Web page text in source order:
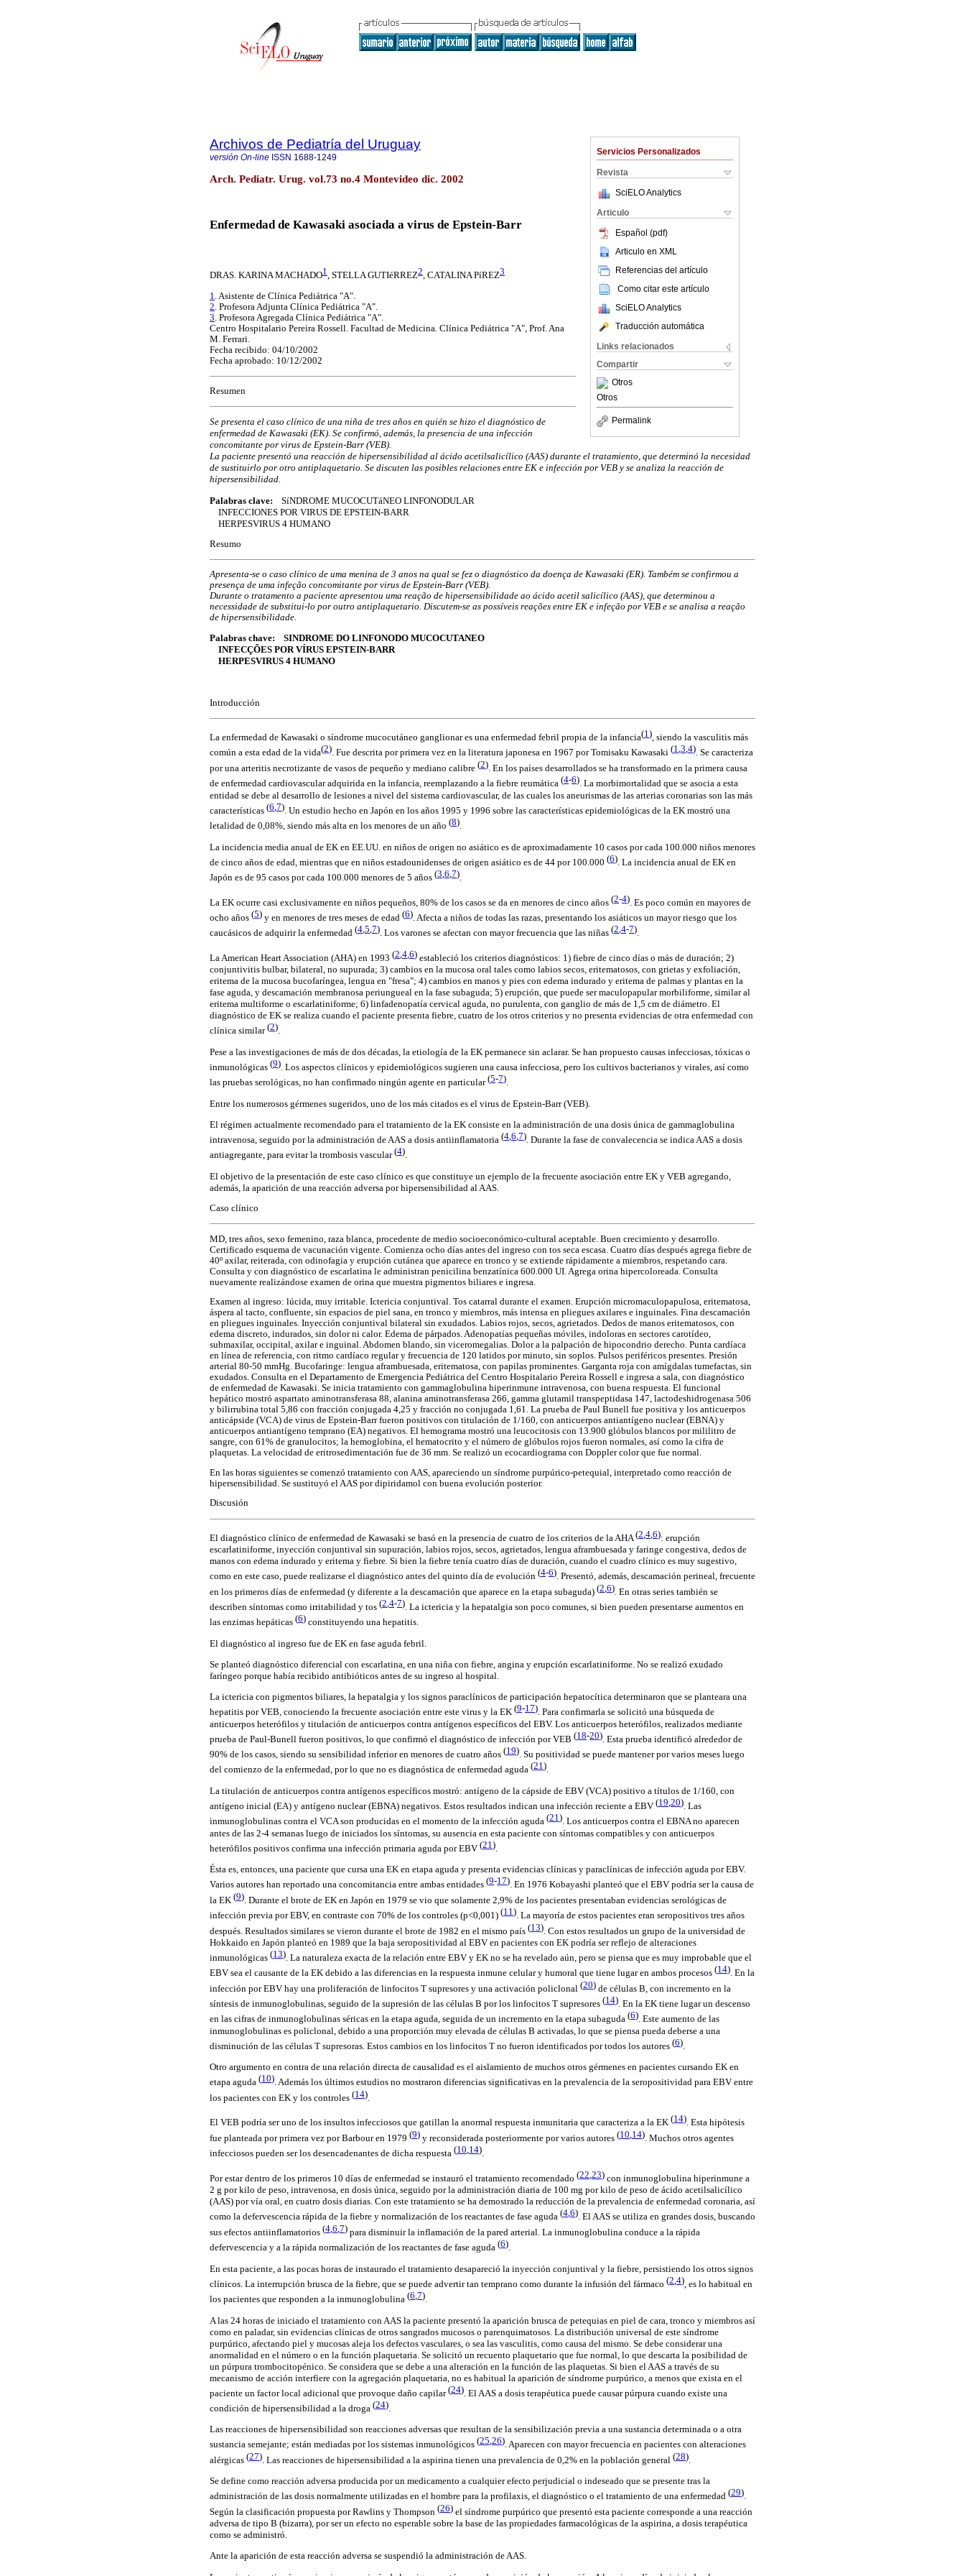
Servicios Personalizados
Revista
SciELO Analytics
Articulo
Español (pdf)
Articulo en XML
Referencias del artículo
Como citar este artículo
SciELO Analytics
Traducción automática
Links relacionados
Compartir
Otros
Otros
Permalink
Archivos de Pediatría del Uruguay
versión On-line ISSN 1688-1249
Arch. Pediatr. Urug. vol.73 no.4 Montevideo dic. 2002
Enfermedad de Kawasaki asociada a virus de Epstein-Barr
DRAS. KARINA MACHADO1, STELLA GUTIéRREZ2, CATALINA PíREZ3
1
. Asistente de Clínica Pediátrica "A".
2 . Profesora Adjunta Clínica Pediátrica "A".
3 . Profesora Agregada Clínica Pediátrica "A".
Centro Hospitalario Pereira Rossell. Facultad de Medicina. Clínica Pediátrica "A", Prof. Ana
M. Ferrari.
Fecha recibido: 04/10/2002
Fecha aprobado: 10/12/2002
Resumen
Se presenta el caso clínico de una niña de tres años en quién se hizo el diagnóstico de
enfermedad de Kawasaki (EK). Se confirmó, además, la presencia de una infección
concomitante por virus de Epstein-Barr (VEB).
La paciente presentó una reacción de hipersensibilidad al ácido acetilsalicílico (AAS) durante el tratamiento, que determinó la necesidad
de sustituirlo por otro antiplaquetario. Se discuten las posibles relaciones entre EK e infección por VEB y se analiza la reacción de
hipersensibilidad.
Palabras clave: SíNDROME MUCOCUTáNEO LINFONODULAR
INFECCIONES POR VIRUS DE EPSTEIN-BARR
HERPESVIRUS 4 HUMANO
Resumo
Apresenta-se o caso clínico de uma menina de 3 anos na qual se fez o diagnóstico da doença de Kawasaki (ER). Também se confirmou a
presença de uma infeção concomitante por virus de Epstein-Barr (VEB).
Durante o tratamento a paciente apresentou uma reação de hipersensibilidade ao ácido acetil salicílico (AAS), que determinou a
necessidade de substitui-lo por outro antiplaquetario. Discutem-se as possíveis reações entre EK e infeção por VEB e se analisa a reação
de hipersensibilidade.
Palabras chave: SINDROME DO LINFONODO MUCOCUTANEO
INFECÇÕES POR VÍRUS EPSTEIN-BARR
HERPESVIRUS 4 HUMANO
Introducción
La enfermedad de Kawasaki o síndrome mucocutáneo ganglionar es una enfermedad febril propia de la infancia(1), siendo la vasculitis más
común a esta edad de la vida(2). Fue descrita por primera vez en la literatura japonesa en 1967 por Tomisaku Kawasaki (1,3,4). Se caracteriza
por una arteritis necrotizante de vasos de pequeño y mediano calibre (2). En los países desarrollados se ha transformado en la primera causa
de enfermedad cardiovascular adquirida en la infancia, reemplazando a la fiebre reumática (4-6). La morbimortalidad que se asocia a esta
entidad se debe al desarrollo de lesiones a nivel del sistema cardiovascular, de las cuales los aneurismas de las arterias coronarias son las más
características (6 7) . Un estudio hecho en Japón en los años 1995 y 1996 sobre las características epidemiológicas de la EK mostró una
letalidad de 0,08%, siendo más alta en los menores de un año (8).
La incidencia media anual de EK en EE.UU. en niños de origen no asiático es de aproximadamente 10 casos por cada 100.000 niños menores
de cinco años de edad, mientras que en niños estadounidenses de origen asiático es de 44 por 100.000 (6) . La incidencia anual de EK en
Japón es de 95 casos por cada 100.000 menores de 5 años (3 6 7).
La EK ocurre casi exclusivamente en niños pequeños, 80% de los casos se da en menores de cinco años (2-4) . Es poco común en mayores de
ocho años (5) y en menores de tres meses de edad (6). Afecta a niños de todas las razas, presentando los asiáticos un mayor riesgo que los
caucásicos de adquirir la enfermedad (4,5,7). Los varones se afectan con mayor frecuencia que las niñas (2,4-7).
La American Heart Association (AHA) en 1993 (2 4 6) estableció los criterios diagnósticos: 1) fiebre de cinco días o más de duración; 2)
conjuntivitis bulbar, bilateral, no supurada; 3) cambios en la mucosa oral tales como labios secos, eritematosos, con grietas y exfoliación,
eritema de la mucosa bucofaríngea, lengua en "fresa"; 4) cambios en manos y pies con edema indurado y eritema de palmas y plantas en la
fase aguda, y descamación membranosa periungueal en la fase subaguda; 5) erupción, que puede ser maculopapular morbiliforme, similar al
eritema multiforme o escarlatiniforme; 6) linfadenopatía cervical aguda, no purulenta, con ganglio de más de 1,5 cm de diámetro. El
diagnóstico de EK se realiza cuando el paciente presenta fiebre, cuatro de los otros criterios y no presenta evidencias de otra enfermedad con
clínica similar(2).
Pese a las investigaciones de más de dos décadas, la etiología de la EK permanece sin aclarar. Se han propuesto causas infecciosas, tóxicas o
inmunológicas (9). Los aspectos clínicos y epidemiológicos sugieren una causa infecciosa, pero los cultivos bacterianos y virales, así como
las pruebas serológicas, no han confirmado ningún agente en particular(5-7).
Entre los numerosos gérmenes sugeridos, uno de los más citados es el virus de Epstein-Barr (VEB).
El régimen actualmente recomendado para el tratamiento de la EK consiste en la administración de una dosis única de gammaglobulina
intravenosa, seguido por la administración de AAS a dosis antiinflamatoria (4,6,7). Durante la fase de convalecencia se indica AAS a dosis
antiagregante, para evitar la trombosis vascular(4).
El objetivo de la presentación de este caso clínico es que constituye un ejemplo de la frecuente asociación entre EK y VEB agregando,
además, la aparición de una reacción adversa por hipersensibilidad al AAS.
Caso clínico
MD, tres años, sexo femenino, raza blanca, procedente de medio socioeconómico-cultural aceptable. Buen crecimiento y desarrollo.
Certificado esquema de vacunación vigente. Comienza ocho días antes del ingreso con tos seca escasa. Cuatro días después agrega fiebre de
40º axilar, reiterada, con odinofagia y erupción cutánea que aparece en tronco y se extiende rápidamente a miembros, respetando cara.
Consulta y con diagnóstico de escarlatina le administran penicilina benzatínica 600.000 UI. Agrega orina hipercoloreada. Consulta
nuevamente realizándose examen de orina que muestra pigmentos biliares e ingresa.
Examen al ingreso: lúcida, muy irritable. Ictericia conjuntival. Tos catarral durante el examen. Erupción micromaculopapulosa, eritematosa,
áspera al tacto, confluente, sin espacios de piel sana, en tronco y miembros, más intensa en pliegues axilares e inguinales. Fina descamación
en pliegues inguinales. Inyección conjuntival bilateral sin exudados. Labios rojos, secos, agrietados. Dedos de manos eritematosos, con
edema discreto, indurados, sin dolor ni calor. Edema de párpados. Adenopatías pequeñas móviles, indoloras en sectores carotídeo,
submaxilar, occipital, axilar e inguinal. Abdomen blando, sin viceromegalias. Dolor a la palpación de hipocondrio derecho. Punta cardíaca
en línea de referencia, con ritmo cardíaco regular y frecuencia de 120 latidos por minuto, sin soplos. Pulsos periféricos presentes. Presión
arterial 80-50 mmHg. Bucofaringe: lengua aframbuesada, eritematosa, con papilas prominentes. Garganta roja con amígdalas tumefactas, sin
exudados. Consulta en el Departamento de Emergencia Pediátrica del Centro Hospitalario Pereira Rossell e ingresa a sala, con diagnóstico
de enfermedad de Kawasaki. Se inicia tratamiento con gammaglobulina hiperinmune intravenosa, con buena respuesta. El funcional
hepático mostró aspartato aminotransferasa 88, alanina aminotransferasa 266, gamma glutamil transpeptidasa 147, lactodeshidrogenasa 506
y bilirrubina total 5,86 con fracción conjugada 4,25 y fracción no conjugada 1,61. La prueba de Paul Bunell fue positiva y los anticuerpos
anticápside (VCA) de virus de Epstein-Barr fueron positivos con titulación de 1/160, con anticuerpos antiantígeno nuclear (EBNA) y
anticuerpos antiantígeno temprano (EA) negativos. El hemograma mostró una leucocitosis con 13.900 glóbulos blancos por mililitro de
sangre, con 61% de granulocitos; la hemoglobina, el hematocrito y el número de glóbulos rojos fueron normales, así como la cifra de
plaquetas. La velocidad de eritrosedimentación fue de 36 mm. Se realizó un ecocardiograma con Doppler color que fue normal.
En las horas siguientes se comenzó tratamiento con AAS, apareciendo un síndrome purpúrico-petequial, interpretado como reacción de
hipersensibilidad. Se sustituyó el AAS por dipiridamol con buena evolución posterior.
Discusión
El diagnóstico clínico de enfermedad de Kawasaki se basó en la presencia de cuatro de los criterios de la AHA(2 4 6): erupción
escarlatiniforme, inyección conjuntival sin supuración, labios rojos, secos, agrietados, lengua aframbuesada y faringe congestiva, dedos de
manos con edema indurado y eritema y fiebre. Si bien la fiebre tenía cuatro días de duración, cuando el cuadro clínico es muy sugestivo,
como en este caso, puede realizarse el diagnóstico antes del quinto día de evolución (4-6). Presentó, además, descamación perineal, frecuente
en los primeros días de enfermedad (y diferente a la descamación que aparece en la etapa subaguda) (2 6) . En otras series también se
describen síntomas como irritabilidad y tos (2 4-7). La ictericia y la hepatalgia son poco comunes, si bien pueden presentarse aumentos en
las enzimas hepáticas (6) constituyendo una hepatitis.
El diagnóstico al ingreso fue de EK en fase aguda febril.
Se planteó diagnóstico diferencial con escarlatina, en una niña con fiebre, angina y erupción escarlatiniforme. No se realizó exudado
faríngeo porque había recibido antibióticos antes de su ingreso al hospital.
La ictericia con pigmentos biliares, la hepatalgia y los signos paraclínicos de participación hepatocítica determinaron que se planteara una
hepatitis por VEB, conociendo la frecuente asociación entre este virus y la EK (9-17). Para confirmarla se solicitó una búsqueda de
anticuerpos heterófilos y titulación de anticuerpos contra antígenos específicos del EBV. Los anticuerpos heterófilos, realizados mediante
prueba de Paul-Bunell fueron positivos, lo que confirmó el diagnóstico de infección por VEB (18-20). Esta prueba identificó alrededor de
90% de los casos, siendo su sensibilidad inferior en menores de cuatro años (19). Su positividad se puede mantener por varios meses luego
del comienzo de la enfermedad, por lo que no es diagnóstica de enfermedad aguda (21).
La titulación de anticuerpos contra antígenos específicos mostró: antígeno de la cápside de EBV (VCA) positivo a títulos de 1/160, con
antígeno inicial (EA) y antígeno nuclear (EBNA) negativos. Estos resultados indican una infección reciente a EBV (19,20). Las
inmunoglobulinas contra el VCA son producidas en el momento de la infección aguda (21). Los anticuerpos contra el EBNA no aparecen
antes de las 2-4 semanas luego de iniciados los síntomas, su ausencia en esta paciente con síntomas compatibles y con anticuerpos
heterófilos positivos confirma una infección primaria aguda por EBV (21 ).
Ésta es, entonces, una paciente que cursa una EK en etapa aguda y presenta evidencias clínicas y paraclínicas de infección aguda por EBV.
Varios autores han reportado una concomitancia entre ambas entidades (9-17). En 1976 Kobayashi planteó que el EBV podría ser la causa de
la EK (9). Durante el brote de EK en Japón en 1979 se vio que solamente 2,9% de los pacientes presentaban evidencias serológicas de
infección previa por EBV, en contraste con 70% de los controles (p<0,001) (11). La mayoría de estos pacientes eran seropositivos tres años
después. Resultados similares se vieron durante el brote de 1982 en el mismo país (13) . Con estos resultados un grupo de la universidad de
Hokkaido en Japón planteó en 1989 que la baja seropositividad al EBV en pacientes con EK podría ser reflejo de alteraciones
inmunológicas (13). La naturaleza exacta de la relación entre EBV y EK no se ha revelado aún, pero se piensa que es muy improbable que el
EBV sea el causante de la EK debido a las diferencias en la respuesta inmune celular y humoral que tiene lugar en ambos procesos (14). En la
infección por EBV hay una proliferación de linfocitos T supresores y una activación policlonal (20) de células B, con incremento en la
síntesis de inmunoglobulinas, seguido de la supresión de las células B por los linfocitos T supresores (14). En la EK tiene lugar un descenso
en las cifras de inmunoglobulinas séricas en la etapa aguda, seguida de un incremento en la etapa subaguda (6). Este aumento de las
inmunoglobulinas es policlonal, debido a una proporción muy elevada de células B activadas, lo que se piensa pueda deberse a una
disminución de las células T supresoras. Estos cambios en los linfocitos T no fueron identificados por todos los autores (6).
Otro argumento en contra de una relación directa de causalidad es el aislamiento de muchos otros gérmenes en pacientes cursando EK en
etapa aguda (10). Además los últimos estudios no mostraron diferencias significativas en la prevalencia de la seropositividad para EBV entre
los pacientes con EK y los controles (14).
El VEB podría ser uno de los insultos infecciosos que gatillan la anormal respuesta inmunitaria que caracteriza a la EK (14). Esta hipótesis
fue planteada por primera vez por Barbour en 1979 (9) y reconsiderada posteriormente por varios autores (10 14). Muchos otros agentes
infecciosos pueden ser los desencadenantes de dicha respuesta (10,14).
Por estar dentro de los primeros 10 días de enfermedad se instauró el tratamiento recomendado (22 23) con inmunoglobulina hiperinmune a
2 g por kilo de peso, intravenosa, en dosis única, seguido por la administración diaria de 100 mg por kilo de peso de ácido acetilsalicílico
(AAS) por vía oral, en cuatro dosis diarias. Con este tratamiento se ha demostrado la reducción de la prevalencia de enfermedad coronaria, así
como la defervescencia rápida de la fiebre y normalización de los reactantes de fase aguda (4,6). El AAS se utiliza en grandes dosis, buscando
sus efectos antiinflamatorios (4 6 7) para disminuir la inflamación de la pared arterial. La inmunoglobulina conduce a la rápida
defervescencia y a la rápida normalización de los reactantes de fase aguda (6).
En esta paciente, a las pocas horas de instaurado el tratamiento desapareció la inyección conjuntival y la fiebre, persistiendo los otros signos
clínicos. La interrupción brusca de la fiebre, que se puede advertir tan temprano como durante la infusión del fármaco (2 4) , es lo habitual en
los pacientes que responden a la inmunoglobulina (6 7).
A las 24 horas de iniciado el tratamiento con AAS la paciente presentó la aparición brusca de petequias en piel de cara, tronco y miembros así
como en paladar, sin evidencias clínicas de otros sangrados mucosos o parenquimatosos. La distribución universal de este síndrome
purpúrico, afectando piel y mucosas aleja los defectos vasculares, o sea las vasculitis, como causa del mismo. Se debe considerar una
anormalidad en el número o en la función plaquetaria. Se solicitó un recuento plaquetario que fue normal, lo que descarta la posibilidad de
un púrpura trombocitopénico. Se considera que se debe a una alteración en la función de las plaquetas. Si bien el AAS a través de su
mecanismo de acción interfiere con la agregación plaquetaria, no es habitual la aparición de síndrome purpúrico, a menos que exista en el
paciente un factor local adicional que provoque daño capilar (24) . El AAS a dosis terapéutica puede causar púrpura cuando existe una
condición de hipersensibilidad a la droga (24).
Las reacciones de hipersensibilidad son reacciones adversas que resultan de la sensibilización previa a una sustancia determinada o a otra
sustancia semejante; están mediadas por los sistemas inmunológicos (25,26). Aparecen con mayor frecuencia en pacientes con alteraciones
alérgicas (27). Las reacciones de hipersensibilidad a la aspirina tienen una prevalencia de 0,2% en la población general (28).
Se define como reacción adversa producida por un medicamento a cualquier efecto perjudicial o indeseado que se presente tras la
administración de las dosis normalmente utilizadas en el hombre para la profilaxis, el diagnóstico o el tratamiento de una enfermedad (29).
Según la clasificación propuesta por Rawlins y Thompson (26) el síndrome purpúrico que presentó esta paciente corresponde a una reacción
adversa de tipo B (bizarra), por ser un efecto no esperable sobre la base de las propiedades farmacológicas de la aspirina, a dosis terapéutica
como se administró.
Ante la aparición de esta reacción adversa se suspendió la administración de AAS.